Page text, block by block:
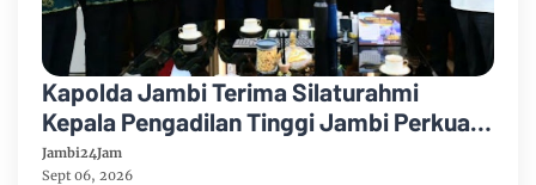
Kapolda Jambi Terima Silaturahmi
Kepala Pengadilan Tinggi Jambi Perkuat
Sinergi Antar Lembaga
Jambi24Jam
Sept 06, 2026